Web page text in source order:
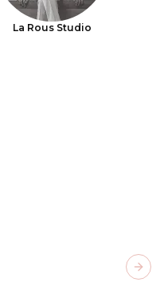
La Rous Studio